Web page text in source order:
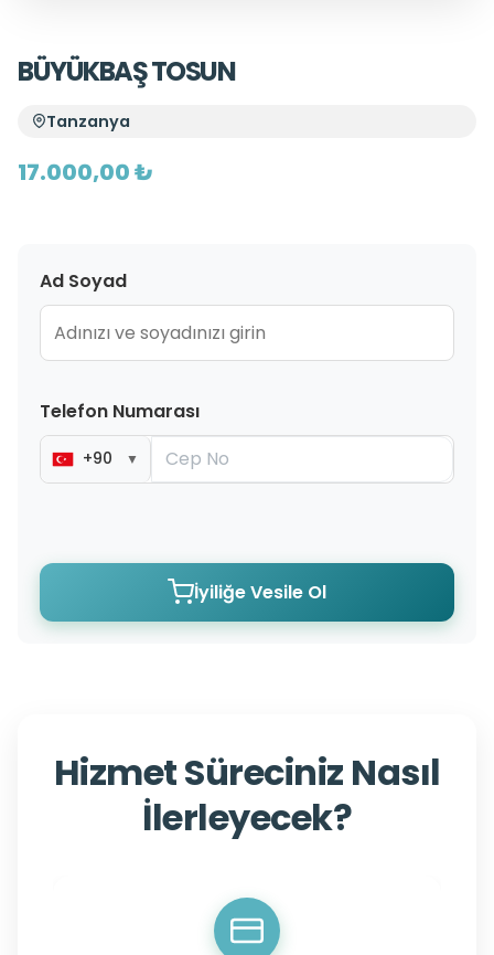
BÜYÜKBAŞ TOSUN
Tanzanya
17.000,00 ₺
Ad Soyad
Telefon Numarası
+90 ▼
İyiliğe Vesile Ol
Hizmet Süreciniz Nasıl
İlerleyecek?